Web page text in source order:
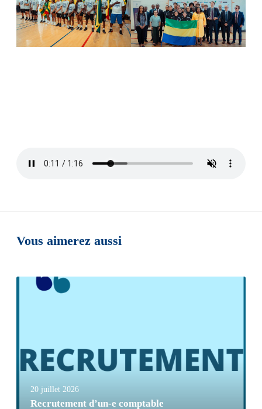
Vous aimerez aussi
20 juillet 2026
Recrutement d’un-e comptable